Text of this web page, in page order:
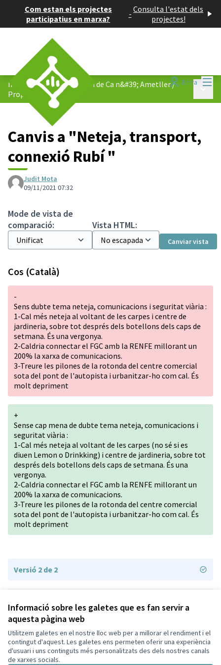
Informació sobre les galetes que es fan servir a
aquesta pàgina web
Utilitzem galetes en el nostre lloc web per a millorar el rendiment i el
contingut d'aquest. Les galetes ens permeten oferir una experiència
d'usuari i uns continguts més personalitzats des dels nostres canals
de xarxes socials.
Com estan els projectes
participatius en marxa?
- Consulta l'estat dels
projectes!
Entra
Imaginem el nou ecobarri de Ca n&#39; Ametller/
Propostes
Canvis a "Neteja, transport,
connexió Rubí "
Judit Mota
09/11/2021 07:32
Mode de vista de
comparació:
Vista HTML:
Canviar vista
Cos (Català)
-
Sens dubte tema neteja, comunicacions i seguritat viària :
1-Cal més neteja al voltant de les carpes i centre de
jardineria, sobre tot després dels botellons dels caps de
setmana. És una vergonya.
2-Caldria connectar el FGC amb la RENFE millorant un
200% la xarxa de comunicacions.
3-Treure les pilones de la rotonda del centre comercial
sota del pont de l'autopista i urbanitzar-ho com cal. És
molt depriment
+
Sense cap mena de dubte tema neteja, comunicacions i
seguritat viària :
1-Cal més neteja al voltant de les carpes (no sé si es
diuen Lemon o Drinkking) i centre de jardineria, sobre tot
després dels botellons dels caps de setmana. És una
vergonya.
2-Caldria connectar el FGC amb la RENFE millorant un
200% la xarxa de comunicacions.
3-Treure les pilones de la rotonda del centre comercial
sota del pont de l'autopista i urbanitzar-ho com cal. És
molt depriment
Versió 2 de 2
Termes i condicions d'ús
Configuració de les galetes
Decidim Sant Cugat a X
Decidim Sant Cugat a Facebook
Decidim Sant Cugat a Instagram
Decidim Sant Cugat a GitHub